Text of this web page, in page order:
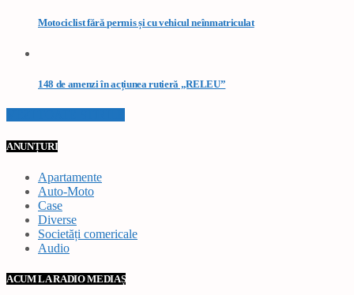
Motociclist fără permis și cu vehicul neînmatriculat
148 de amenzi în acțiunea rutieră „RELEU”
ANUNȚURI
Apartamente
Auto-Moto
Case
Diverse
Societăți comericale
Audio
ACUM LA RADIO MEDIAȘ